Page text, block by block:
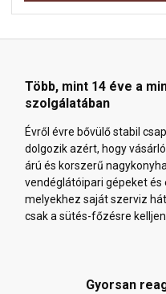
Több, mint 14 éve a
szolgálatában
Évről évre bővülő stabil
dolgozik azért, hogy
árú és korszerű
vendéglátóipari gépeket
melyekhez saját szerviz
csak a sütés-főzésre
Gyorsan